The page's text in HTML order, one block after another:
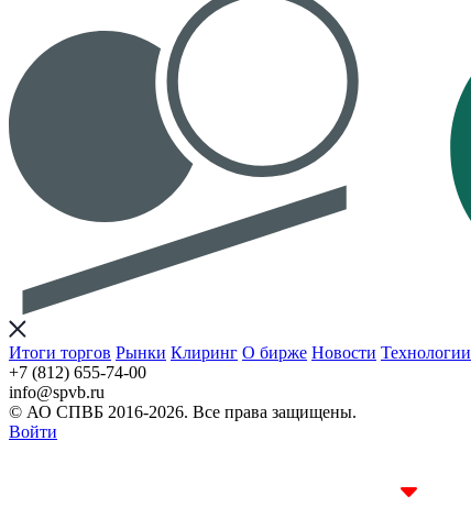
Итоги торгов Рынки Клиринг О бирже Новости Технологии
+7 (812) 655-74-00
info@spvb.ru
© АО СПВБ 2016-2026. Все права защищены.
Войти
1D 14.11%